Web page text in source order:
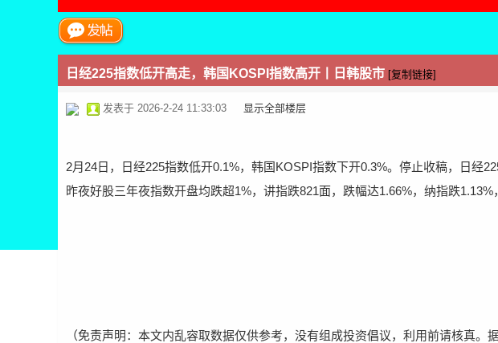
日经225指数低开高走，韩国KOSPI指数高开丨日韩股市 [复制链接]
发表于 2026-2-24 11:33:03 显示全部楼层
2月24日，日经225指数低开0.1%，韩国KOSPI指数下开0.3%。停止收稿，日经
昨夜好股三年夜指数开盘均跌超1%，讲指跌821面，跌幅达1.66%，纳指跌1.13%
（免责声明：本文内乱容取数据仅供参考，没有组成投资倡议，利用前请核真。